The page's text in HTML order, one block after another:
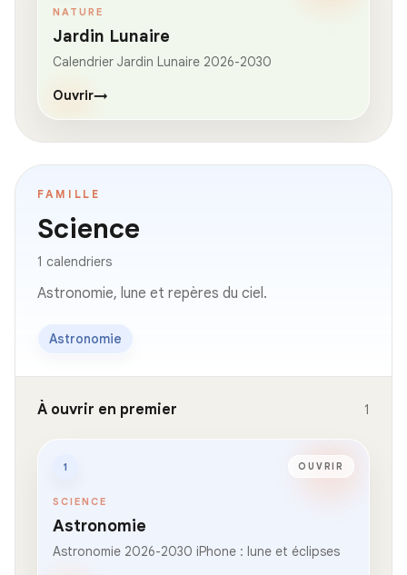
NATURE
Jardin Lunaire
Calendrier Jardin Lunaire 2026-2030
Ouvrir→
FAMILLE
Science
1 calendriers
Astronomie, lune et repères du ciel.
Astronomie
À ouvrir en premier 1
1 OUVRIR
SCIENCE
Astronomie
Astronomie 2026-2030 iPhone : lune et éclipses